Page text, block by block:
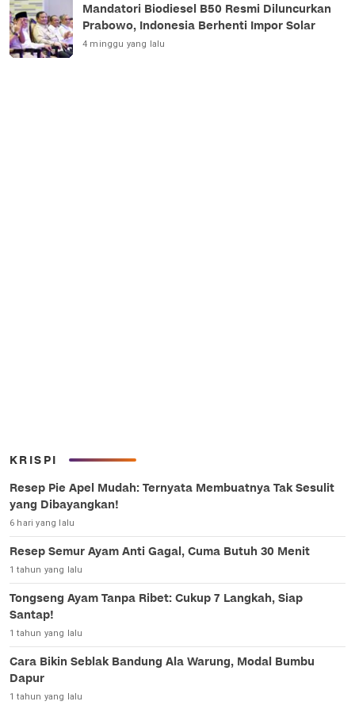
Mandatori Biodiesel B50 Resmi Diluncurkan
Prabowo, Indonesia Berhenti Impor Solar
4 minggu yang lalu
KRISPI
Resep Pie Apel Mudah: Ternyata Membuatnya Tak Sesulit
yang Dibayangkan!
6 hari yang lalu
Resep Semur Ayam Anti Gagal, Cuma Butuh 30 Menit
1 tahun yang lalu
Tongseng Ayam Tanpa Ribet: Cukup 7 Langkah, Siap
Santap!
1 tahun yang lalu
Cara Bikin Seblak Bandung Ala Warung, Modal Bumbu
Dapur
1 tahun yang lalu